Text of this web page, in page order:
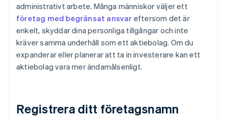
administrativt arbete. Många människor väljer ett
företag med begränsat ansvar eftersom det är
enkelt, skyddar dina personliga tillgångar och inte
kräver samma underhåll som ett aktiebolag. Om du
expanderar eller planerar att ta in investerare kan ett
aktiebolag vara mer ändamålsenligt.
Registrera ditt företagsnamn